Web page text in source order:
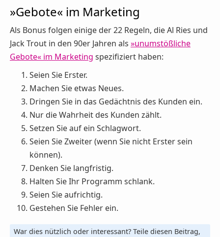
»Gebote« im Marketing
Als Bonus folgen einige der 22 Regeln, die Al Ries und
Jack Trout in den 90er Jahren als »unumstößliche
Gebote« im Marketing spezifiziert haben:
Seien Sie Erster.
Machen Sie etwas Neues.
Dringen Sie in das Gedächtnis des Kunden ein.
Nur die Wahrheit des Kunden zählt.
Setzen Sie auf ein Schlagwort.
Seien Sie Zweiter (wenn Sie nicht Erster sein
können).
Denken Sie langfristig.
Halten Sie Ihr Programm schlank.
Seien Sie aufrichtig.
Gestehen Sie Fehler ein.
War dies nützlich oder interessant? Teile diesen Beitrag,